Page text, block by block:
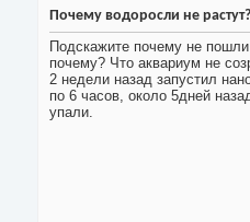
Почему водоросли не растут?
Подскажите почему не
почему? Что аквариум не
2 недели назад запустил
по 6 часов, около 5дней
упали.